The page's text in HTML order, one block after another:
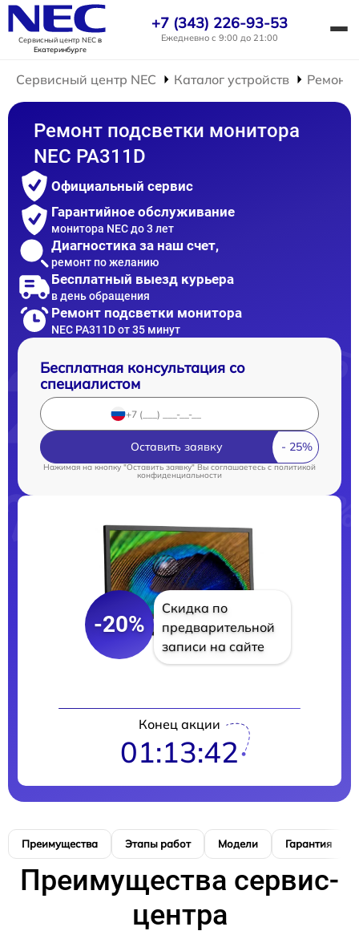
Сервисный центр NECв
Екатеринбурге
+7 (343) 226-93-53
Ежедневно с 9:00 до 21:00
Сервисный центр NEC Каталог устройств Ремонт
Ремонт подсветки монитора
NEC PA311D
Официальный сервис
Гарантийное обслуживание
монитора NEC до 3 лет
Диагностика за наш счет,
ремонт по желанию
Бесплатный выезд курьера
в день обращения
Ремонт подсветки монитора
NEC PA311D от 35 минут
Бесплатная консультация со
специалистом
Оставить заявку
Нажимая на кнопку "Оставить заявку" Вы соглашаетесь cполитикой
конфиденциальности
-20%
Скидка по
предварительной
записи на сайте
Конец акции
01:13:41
Преимущества Этапы работ Модели Гарантия
Преимущества сервис-
центра